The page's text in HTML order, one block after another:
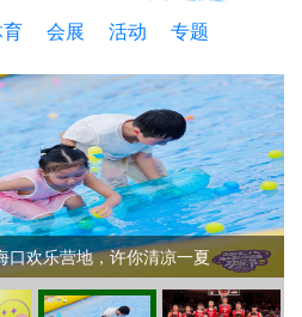
会展 活动 专题
女篮热身赛（海口站）今日开票